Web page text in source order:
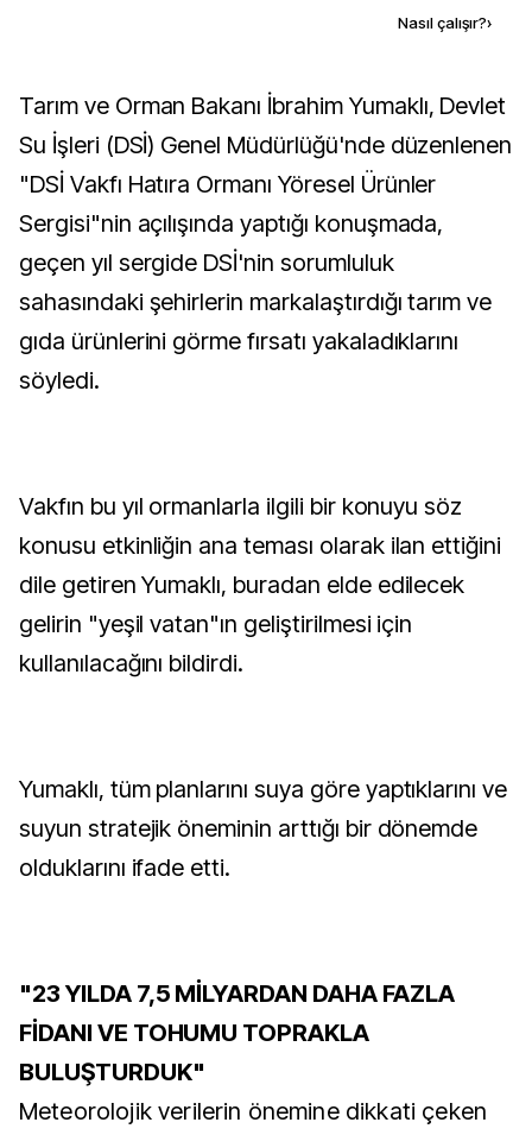
Nasıl çalışır?›
Tarım ve Orman Bakanı İbrahim Yumaklı, Devlet
Su İşleri (DSİ) Genel Müdürlüğü'nde düzenlenen
"DSİ Vakfı Hatıra Ormanı Yöresel Ürünler
Sergisi"nin açılışında yaptığı konuşmada,
geçen yıl sergide DSİ'nin sorumluluk
sahasındaki şehirlerin markalaştırdığı tarım ve
gıda ürünlerini görme fırsatı yakaladıklarını
söyledi.
Vakfın bu yıl ormanlarla ilgili bir konuyu söz
konusu etkinliğin ana teması olarak ilan ettiğini
dile getiren Yumaklı, buradan elde edilecek
gelirin "yeşil vatan"ın geliştirilmesi için
kullanılacağını bildirdi.
Yumaklı, tüm planlarını suya göre yaptıklarını ve
suyun stratejik öneminin arttığı bir dönemde
olduklarını ifade etti.
"23 YILDA 7,5 MİLYARDAN DAHA FAZLA
FİDANI VE TOHUMU TOPRAKLA
BULUŞTURDUK"
Meteorolojik verilerin önemine dikkati çeken